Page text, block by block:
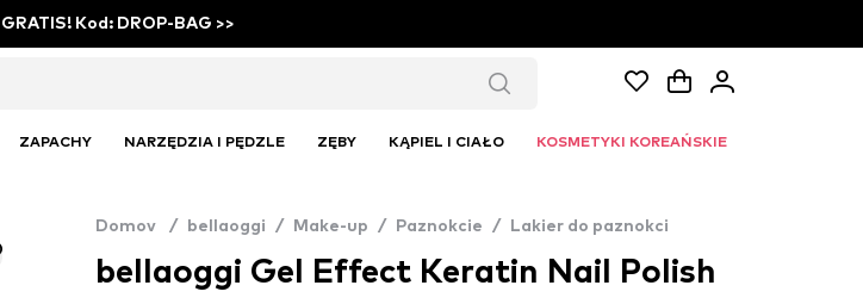
Kod: DROP-BAG >>
ZAPACHY NARZĘDZIA I PĘDZLE ZĘBY KĄPIEL I CIAŁO KOSMETYKI KOREAŃSKIE
Domov / bellaoggi / Make-up / Paznokcie / Lakier do paznokci
bellaoggi Gel Effect Keratin Nail Polish